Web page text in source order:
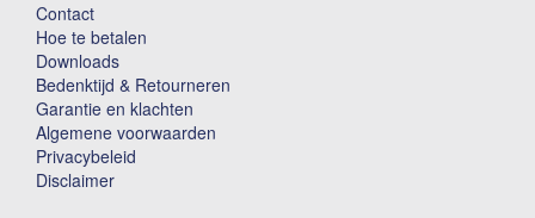
Contact
Hoe te betalen
Downloads
Bedenktijd & Retourneren
Garantie en klachten
Algemene voorwaarden
Privacybeleid
Disclaimer